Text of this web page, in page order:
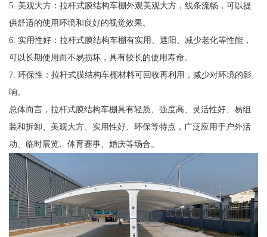
5. 美观大方：拉杆式膜结构车棚外观美观大方，线条流畅，可以提
供舒适的使用环境和良好的视觉效果。
6. 实用性好：拉杆式膜结构车棚有实用、遮阳、减少老化等性能，
可以长期使用而不易损坏，具有较长的使用寿命。
7. 环保性：拉杆式膜结构车棚材料可回收再利用，减少对环境的影
响。
总体而言，拉杆式膜结构车棚具有轻质、强度高、灵活性好、易组
装和拆卸、美观大方、实用性好、环保等特点，广泛应用于户外活
动、临时展览、体育赛事、婚庆等场合。